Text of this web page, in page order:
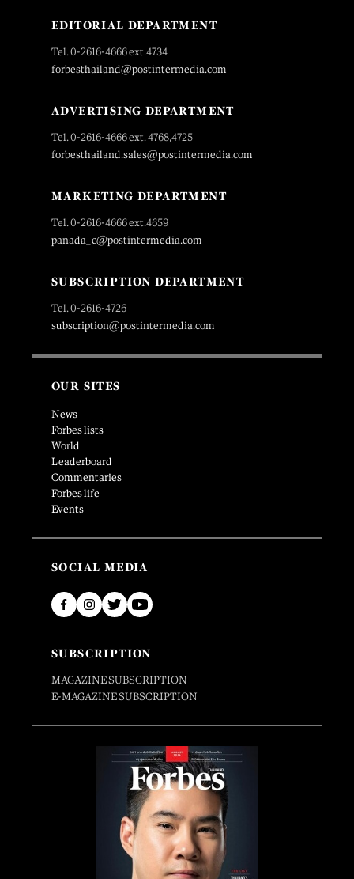
EDITORIAL DEPARTMENT
Tel. 0-2616-4666 ext.4734
forbesthailand@postintermedia.com
ADVERTISING DEPARTMENT
Tel. 0-2616-4666 ext. 4768,4725
forbesthailand.sales@postintermedia.com
MARKETING DEPARTMENT
Tel. 0-2616-4666 ext.4659
panada_c@postintermedia.com
SUBSCRIPTION DEPARTMENT
Tel. 0-2616-4726
subscription@postintermedia.com
OUR SITES
News
Forbes lists
World
Leaderboard
Commentaries
Forbes life
Events
SOCIAL MEDIA
SUBSCRIPTION
MAGAZINE SUBSCRIPTION
E-MAGAZINE SUBSCRIPTION